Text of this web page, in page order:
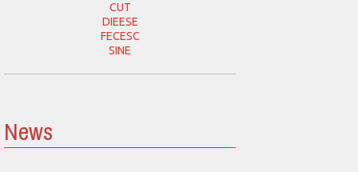
CUT
DIEESE
FECESC
SINE
News